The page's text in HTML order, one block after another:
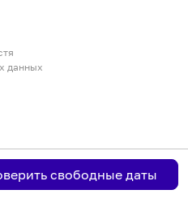
свободные даты
данных